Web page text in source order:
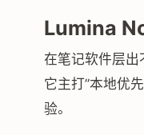
Lumina
在笔记软件层
它主打”本地优
验。